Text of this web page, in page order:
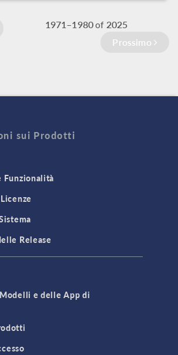
1971–1980of 2025
Prossimo
sui Prodotti
Funzionalità
Release
e delle App di